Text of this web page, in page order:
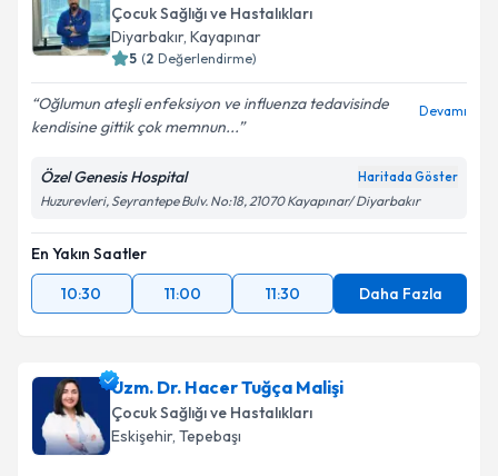
Çocuk Sağlığı ve Hastalıkları
Diyarbakır, Kayapınar
5 (2 Değerlendirme)
Oğlumun ateşli enfeksiyon ve influenza tedavisinde
kendisine gittik çok memnun...
Devamı
Özel Genesis Hospital Haritada Göster
Huzurevleri, Seyrantepe Bulv. No:18, 21070 Kayapınar/ Diyarbakır
En Yakın Saatler
10:30
11:00 11:30 Daha Fazla
Uzm. Dr. Hacer Tuğça Malişi
Çocuk Sağlığı ve Hastalıkları
Eskişehir, Tepebaşı